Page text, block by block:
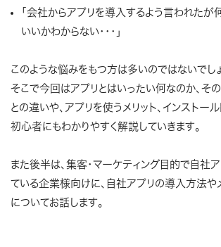
「会社からアプリを導入するよう言われたが
いいかわからない・・・」
このような悩みをもつ方は多いのではないでし
そこで今回はアプリとはいったい何なのか、そ
との違いや、アプリを使うメリット、インストー
初心者にもわかりやすく解説していきます。
また後半は、集客・マーケティング目的で自社
ている企業様向けに、自社アプリの導入方法やメ
についてお話します。